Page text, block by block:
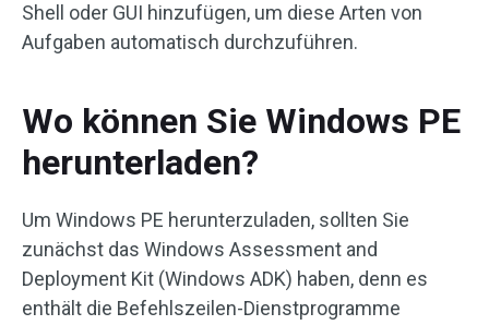
Shell oder GUI hinzufügen, um diese Arten von
Aufgaben automatisch durchzuführen.
Wo können Sie Windows PE
herunterladen?
Um Windows PE herunterzuladen, sollten Sie
zunächst das Windows Assessment and
Deployment Kit (Windows ADK) haben, denn es
enthält die Befehlszeilen-Dienstprogramme